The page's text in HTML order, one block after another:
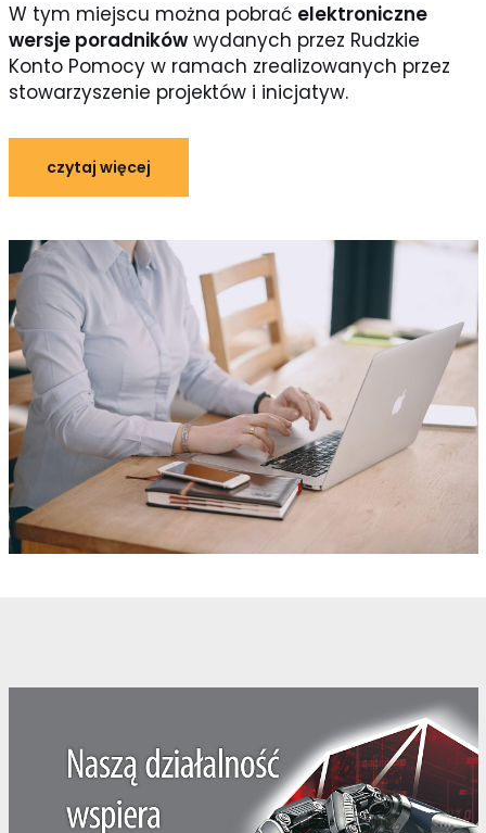
W tym miejscu można pobrać elektroniczne
wersje poradnikówwydanych przez Rudzkie
Konto Pomocy w ramach zrealizowanych przez
stowarzyszenie projektów i inicjatyw.
czytaj więcej